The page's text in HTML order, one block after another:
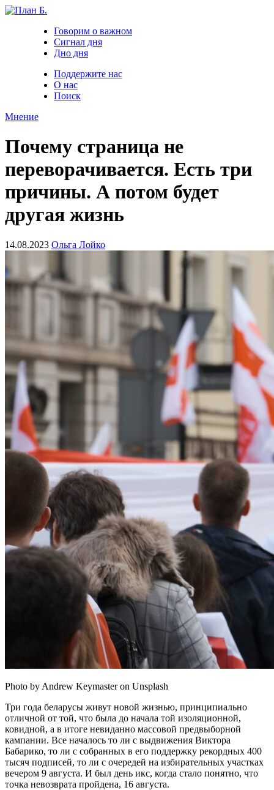
Говорим о важном
Сигнал дня
Дно дня
Поддержите нас
О нас
Поиск
Мнение
Почему страница не
переворачивается. Есть три
причины. А потом будет
другая жизнь
14.08.2023 Ольга Лойко
Photo by Andrew Keymaster on Unsplash
Три года беларусы живут новой жизнью, принципиально
отличной от той, что была до начала той изоляционной,
ковидной, а в итоге невиданно массовой предвыборной
кампании. Все началось то ли с выдвижения Виктора
Бабарико, то ли с собранных в его поддержку рекордных 400
тысяч подписей, то ли с очередей на избирательных участках
вечером 9 августа. И был день икс, когда стало понятно, что
точка невозврата пройдена, 16 августа.